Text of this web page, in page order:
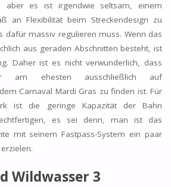
aber es ist irgendwie seltsam, einem
an Flexibilität beim Streckendesign zu
dafür massiv regulieren muss. Wenn das
aus geraden Abschnitten besteht, ist
Daher ist es nicht verwunderlich, dass
am ehesten ausschließlich auf
Carnaval Mardi Gras zu finden ist. Für
ist die geringe Kapazität der Bahn
es sei denn, man ist das
mit seinem Fastpass-System ein paar
Wildwasser 3